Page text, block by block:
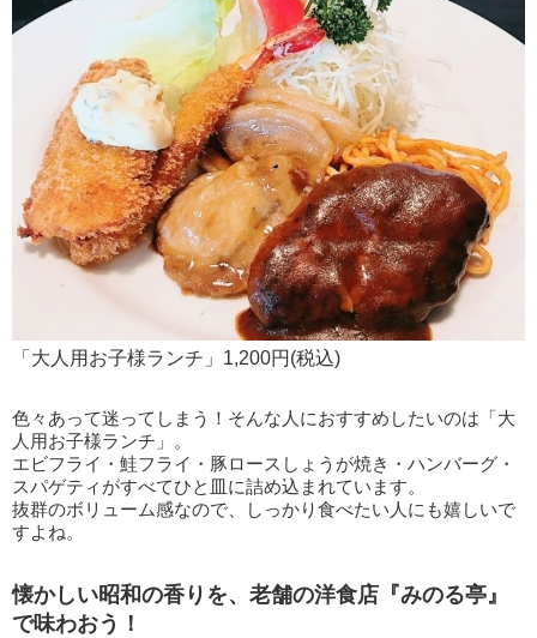
「大人用お子様ランチ」1,200円(税込)
色々あって迷ってしまう！そんな人におすすめしたいのは「大
人用お子様ランチ」。
エビフライ・鮭フライ・豚ロースしょうが焼き・ハンバーグ・
スパゲティがすべてひと皿に詰め込まれています。
抜群のボリューム感なので、しっかり食べたい人にも嬉しいで
すよね。
懐かしい昭和の香りを、老舗の洋食店『みのる亭』
で味わおう！